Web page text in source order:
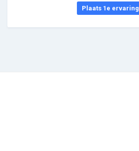
Plaats 1e ervaring